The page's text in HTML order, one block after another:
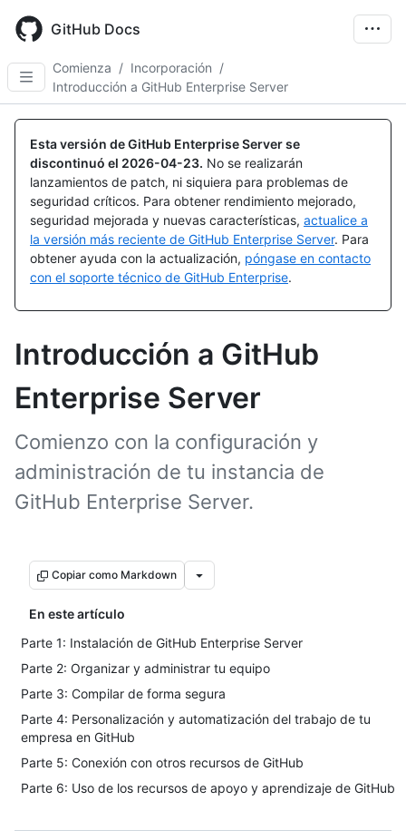
main
content
GitHub Docs
Comienza / Incorporación /
Introducción a GitHub Enterprise Server
Esta versión de GitHub Enterprise Server se
discontinuó el 2026-04-23. No se realizarán
lanzamientos de patch, ni siquiera para problemas de
seguridad críticos. Para obtener rendimiento mejorado,
seguridad mejorada y nuevas características, actualice a
la versión más reciente de GitHub Enterprise Server. Para
obtener ayuda con la actualización, póngase en contacto
con el soporte técnico de GitHub Enterprise.
Introducción a GitHub
Enterprise Server
Comienzo con la configuración y
administración de tu instancia de
GitHub Enterprise Server.
Copiar como Markdown
En este artículo
Parte 1: Instalación de GitHub Enterprise Server
Parte 2: Organizar y administrar tu equipo
Parte 3: Compilar de forma segura
Parte 4: Personalización y automatización del trabajo de tu
empresa en GitHub
Parte 5: Conexión con otros recursos de GitHub
Parte 6: Uso de los recursos de apoyo y aprendizaje de GitHub